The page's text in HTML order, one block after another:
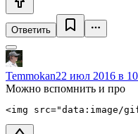
Ответить
Temmokan22 июл 2016 в
Можно вспомнить и про